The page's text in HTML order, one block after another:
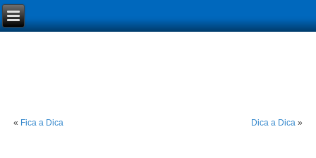
« Fica a Dica Dica a Dica»